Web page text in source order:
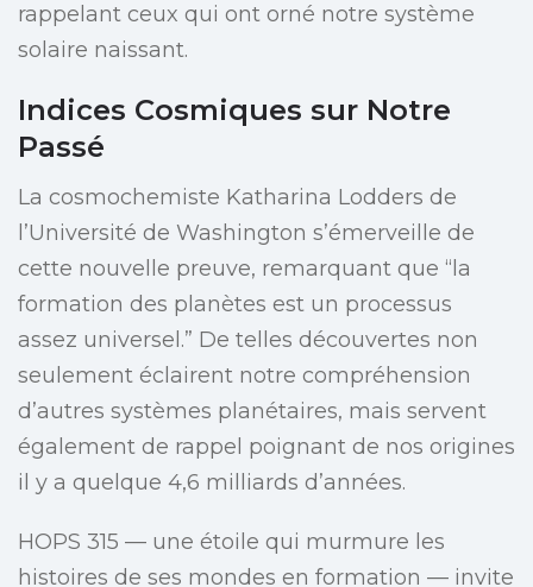
rappelant ceux qui ont orné notre système
solaire naissant.
Indices Cosmiques sur Notre
Passé
La cosmochemiste Katharina Lodders de
l’Université de Washington s’émerveille de
cette nouvelle preuve, remarquant que “la
formation des planètes est un processus
assez universel.” De telles découvertes non
seulement éclairent notre compréhension
d’autres systèmes planétaires, mais servent
également de rappel poignant de nos origines
il y a quelque 4,6 milliards d’années.
HOPS 315 — une étoile qui murmure les
histoires de ses mondes en formation — invite